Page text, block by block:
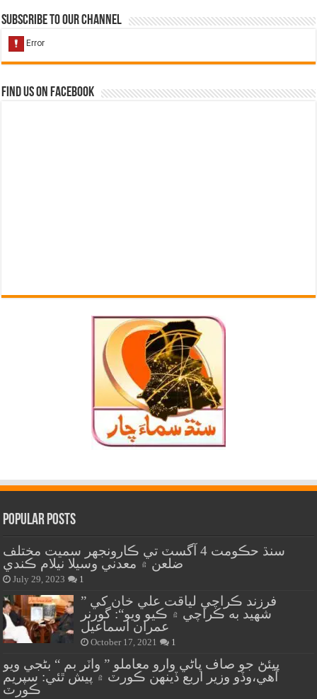
Subscribe to our Channel
Find us on Facebook
Popular Posts
سنڌ حڪومت 4 آگسٽ تي ڪارونجهر سميت مختلف
ضلعن ۾ معدني وسيلا نيلام ڪندي
July 29, 2023 1
” فرزند ڪراچي لياقت علي خان کي
شهيد به ڪراچي ۾ ڪيو ويو“: گورنر
عمران اسماعيل
October 17, 2021 1
پيئڻ جو صاف پاڻي وارو معاملو ” واٽر بم “ بڻجي ويو
آهي،وڏو وزير اربع ڏينهن ڪورٽ ۾ پيش ٿئي: سپريم
ڪورٽ